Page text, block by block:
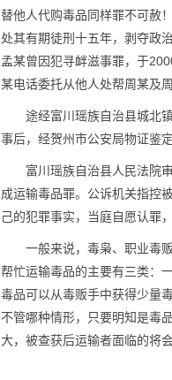
替他人代购毒品同样罪不可赦
处其有期徒刑十五年，剥夺政
孟某曾因犯寻衅滋事罪，于
某电话委托从他人处帮周某及
途经富川瑶族自治县城北
事后，经贺州市公安局物证鉴
富川瑶族自治县人民法院
成运输毒品罪。公诉机关指控
己的犯罪事实，当庭自愿认罪
一般来说，毒枭、职业毒
帮忙运输毒品的主要有三类：
毒品可以从毒贩手中获得少量
不管哪种情形，只要明知是毒
大，被查获后运输者面临的将